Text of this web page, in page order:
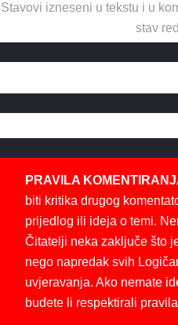
Stavovi izneseni u tekstu i u
stav
PRAVILA
biti kritika drugog
prijedlog ili ideja o temi.
Čitatelji neka zaključe što
nego napredak svih
uvjeravanja. Ako nemate
budete li respektirali